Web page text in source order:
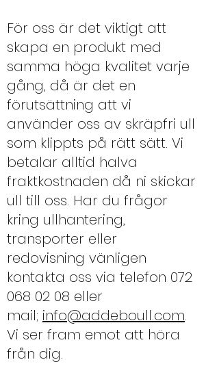
För oss är det viktigt att
skapa en produkt med
samma höga kvalitet varje
gång, då är det en
förutsättning att vi
använder oss av skräpfri ull
som klippts på rätt sätt. Vi
betalar alltid halva
fraktkostnaden då ni skickar
ull till oss. Har du frågor
kring ullhantering,
transporter eller
redovisning vänligen
kontakta oss via telefon 072
068 02 08 eller
mail; info@addeboull.com.
Vi ser fram emot att höra
från dig.